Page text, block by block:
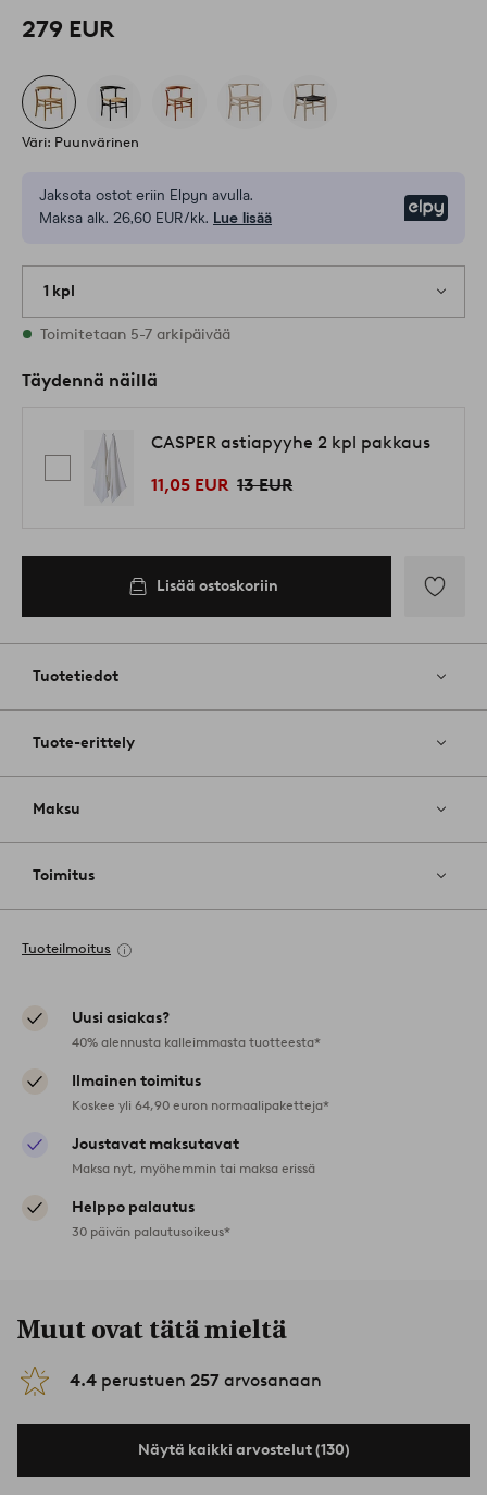
279 EUR
Väri: Puunvärinen
Jaksota ostot eriin Elpyn avulla.
Maksa alk. 26,60 EUR/kk. Lue lisää
1 kpl
Varastossa
Toimitetaan 5-7 arkipäivää
Täydennä näillä
CASPER astiapyyhe 2 kpl pakkaus
11,05 EUR 13 EUR
Lisää ostoskoriin
Tuotetiedot
Tuote-erittely
Maksu
Toimitus
Tuoteilmoitus
Uusi asiakas?
40% alennusta kalleimmasta tuotteesta*
Ilmainen toimitus
Koskee yli 64,90 euron normaalipaketteja*
Joustavat maksutavat
Maksa nyt, myöhemmin tai maksa erissä
Helppo palautus
30 päivän palautusoikeus*
Muut ovat tätä mieltä
4.4 perustuen 257 arvosanaan
Näytä kaikki arvostelut (130)